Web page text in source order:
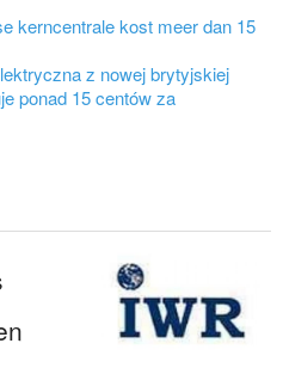
kerncentrale kost meer dan 15
z nowej brytyjskiej
ponad 15 centów za